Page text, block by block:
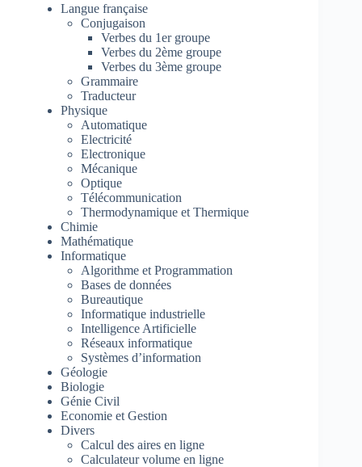
Langue française
Conjugaison
Verbes du 1er groupe
Verbes du 2ème groupe
Verbes du 3ème groupe
Grammaire
Traducteur
Physique
Automatique
Electricité
Electronique
Mécanique
Optique
Télécommunication
Thermodynamique et Thermique
Chimie
Mathématique
Informatique
Algorithme et Programmation
Bases de données
Bureautique
Informatique industrielle
Intelligence Artificielle
Réseaux informatique
Systèmes d’information
Géologie
Biologie
Génie Civil
Economie et Gestion
Divers
Calcul des aires en ligne
Calculateur volume en ligne